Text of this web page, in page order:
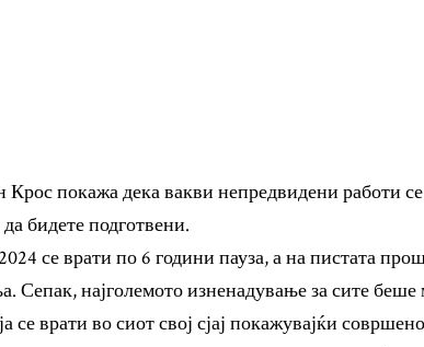
Крос покажа дека вакви непредвидени работи
бидете подготвени.
се врати по 6 години пауза, а на пистата
Сепак, најголемото изненадување за сите
се врати во сиот свој сјај покажувајќи